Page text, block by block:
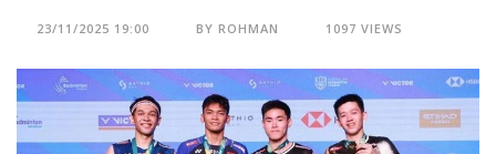
23/11/2025 19:00 BY ROHMAN 1097 VIEWS